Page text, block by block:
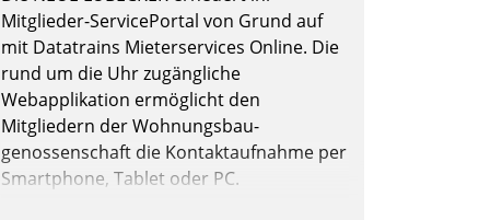
beschleunigt damit den Weg vom
Mieteranliegen zum Dienstleisterauftrag.
Nadja Hußmann
Mitglieder-ServicePortal von Grund auf
mit Datatrains Mieterservices Online. Die
rund um die Uhr zugängliche
Webapplikation ermöglicht den
Mitgliedern der Wohnungs­bau­
genossenschaft die Kontaktaufnahme per
Smartphone, Tablet oder PC.